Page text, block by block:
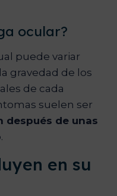
ocular?
puede variar
gravedad de los
de cada
suelen ser
después de unas
.
en su